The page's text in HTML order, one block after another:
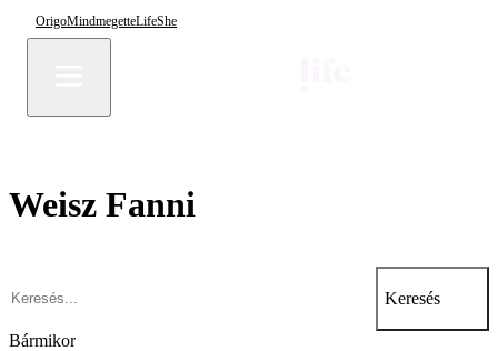
OrigoMindmegetteLifeShe
Weisz Fanni
Keresés
Bármikor